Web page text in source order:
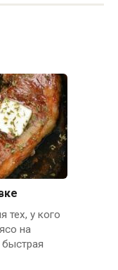
тех, у кого
на